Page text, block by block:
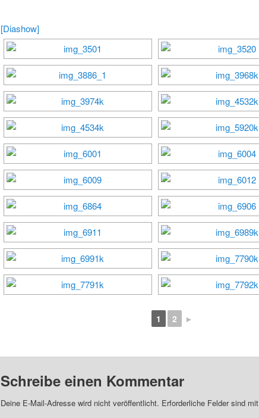
[Diashow]
1 2 ►
Schreibe einen Kommentar
Deine E-Mail-Adresse wird nicht veröffentlicht. Erforderliche Felder sind mit